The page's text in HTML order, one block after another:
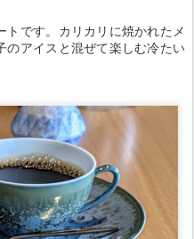
です。カリカリに焼かれたメ
のアイスと混ぜて楽しむ冷たい